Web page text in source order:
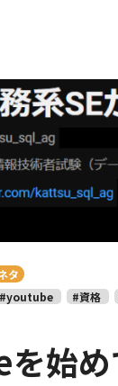
タ
#youtube #資格
始